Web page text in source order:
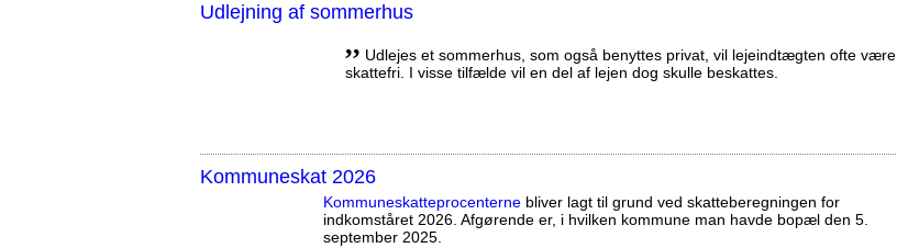
Udlejning af sommerhus
,, Udlejes et sommerhus, som også benyttes privat, vil lejeindtægten ofte være
skattefri. I visse tilfælde vil en del af lejen dog skulle beskattes.
Kommuneskat 2026
Kommuneskatte­procenterne bliver lagt til grund ved skatteberegningen for
indkomståret 2026. Afgørende er, i hvilken kommune man havde bopæl den 5.
september 2025.